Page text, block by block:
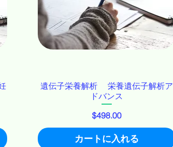
遺伝子栄養解析 栄養遺伝子解析ア
ドバンス
価格
$498.00
カートに入れる